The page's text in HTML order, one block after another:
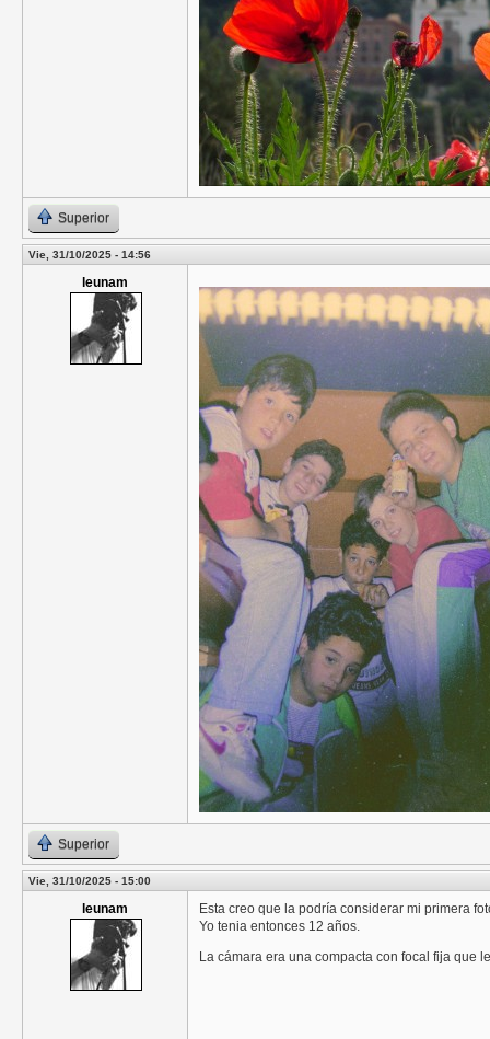
Superior
Vie, 31/10/2025 - 14:56
leunam
Superior
Vie, 31/10/2025 - 15:00
leunam
Esta creo que la podría considerar mi primera
Yo tenia entonces 12 años.
La cámara era una compacta con focal fija que